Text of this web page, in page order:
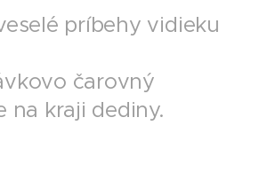
príbehy vidieku
čarovný
na kraji dediny.